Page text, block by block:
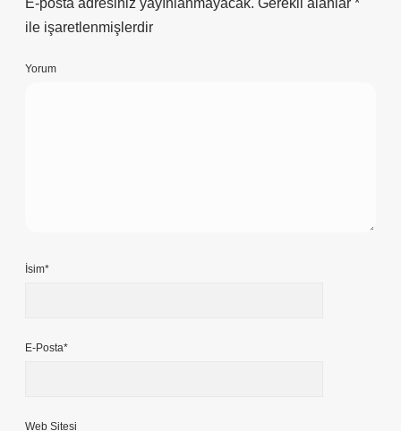
E-posta adresiniz yayınlanmayacak. Gerekli alanlar *
ile işaretlenmişlerdir
Yorum
İsim*
E-Posta*
Web Sitesi